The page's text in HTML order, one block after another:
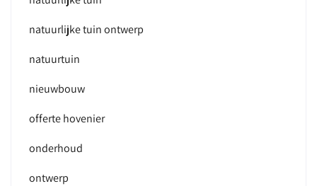
natuurlijke tuin ontwerp
natuurtuin
nieuwbouw
offerte hovenier
onderhoud
ontwerp